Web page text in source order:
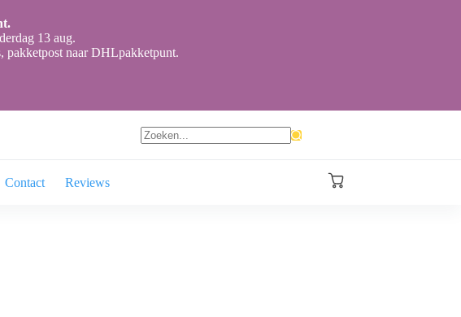
13 aug.
pakketpost naar DHLpakketpunt.
Contact Reviews Winkelwagen